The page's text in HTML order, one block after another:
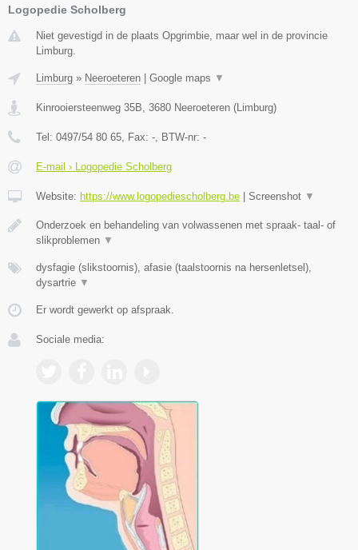
Logopedie Scholberg
Niet gevestigd in de plaats Opgrimbie, maar wel in de provincie
Limburg.
Limburg » Neeroeteren | Google maps ▼
Kinrooiersteenweg 35B 3680 Neeroeteren (Limburg)
Tel: 0497/54 80 65 , Fax: - , BTW-nr: -
E-mail › Logopedie Scholberg
Website: https://www.logopediescholberg.be | Screenshot ▼
Onderzoek en behandeling van volwassenen met spraak- taal- of
slikproblemen ▼
dysfagie (slikstoornis), afasie (taalstoornis na hersenletsel),
dysartrie ▼
Er wordt gewerkt op afspraak.
Sociale media: